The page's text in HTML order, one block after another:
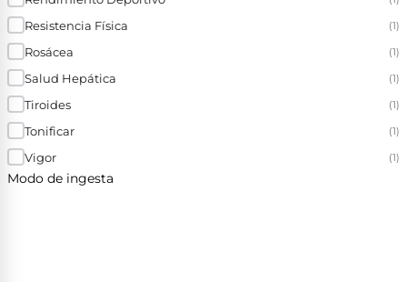
Resistencia Física (1)
Rosácea (1)
Salud Hepática (1)
Tiroides (1)
Tonificar (1)
Vigor (1)
Modo de ingesta